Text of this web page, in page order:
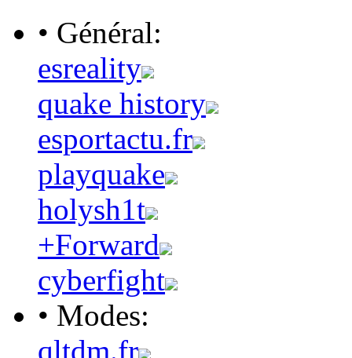
• Général:
esreality
quake history
esportactu.fr
playquake
holysh1t
+Forward
cyberfight
• Modes:
qltdm.fr